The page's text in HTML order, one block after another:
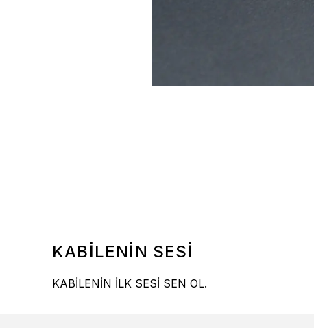
KABİLENİN SESİ
KABİLENİN İLK SESİ SEN OL.